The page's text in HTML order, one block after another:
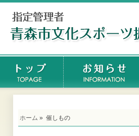
ホーム » 催しもの